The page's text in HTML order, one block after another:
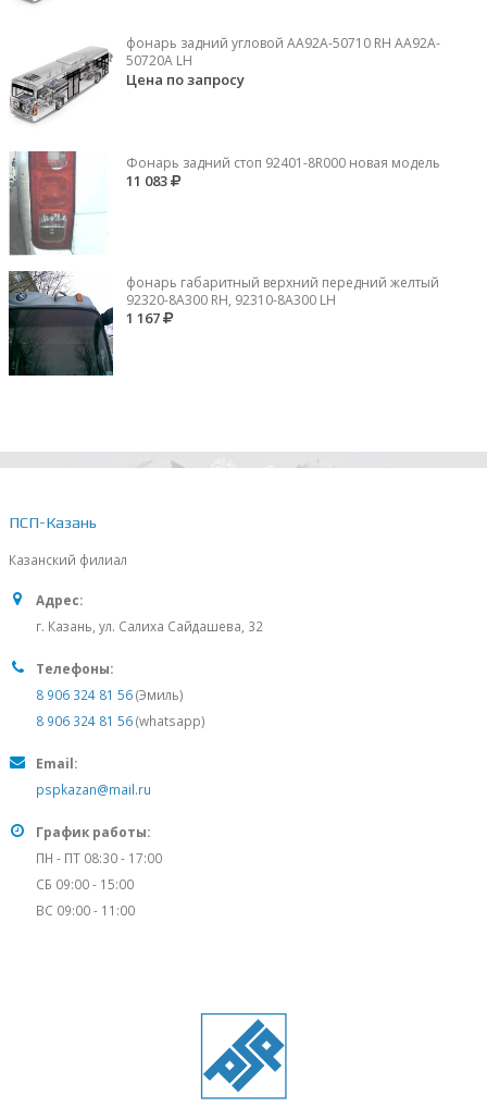
фонарь задний угловой AA92A-50710 RH AA92A-
50720A LH
Цена по запросу
Фонарь задний стоп 92401-8R000 новая модель
11 083
фонарь габаритный верхний передний желтый
92320-8A300 RH, 92310-8А300 LH
1 167
ПСП-Казань
Казанский филиал
Адрес:
г. Казань, ул. Салиха Сайдашева, 32
Телефоны:
8 906 324 81 56(Эмиль)
8 906 324 81 56(whatsapp)
Email:
pspkazan@mail.ru
График работы:
ПН - ПТ 08:30 - 17:00
СБ 09:00 - 15:00
ВС 09:00 - 11:00